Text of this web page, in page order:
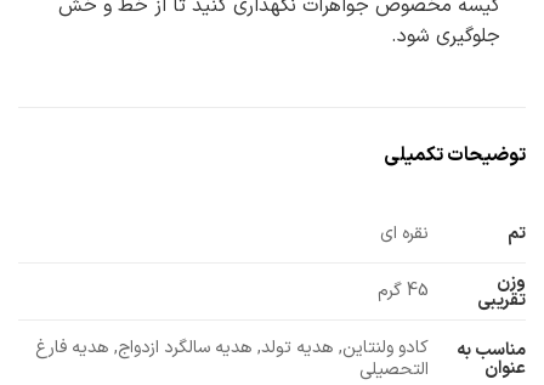
کیسه مخصوص جواهرات نگهداری کنید تا از خط و خش
جلوگیری شود.
توضیحات تکمیلی
تم
نقره ای
وزن
تقریبی 45 گرم
مناسب به
عنوان
کادو ولنتاین, هدیه تولد, هدیه سالگرد ازدواج, هدیه فارغ
التحصیلی